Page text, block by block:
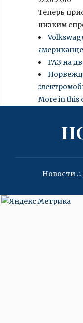
Теперь
низким
ГАЗ на
More in this
Новости .:.